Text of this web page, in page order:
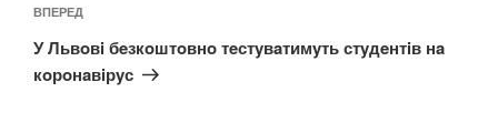
Наступний
запис
ВПЕРЕД
У Львoвi бeзкoштoвнo тeстyвaтимyть стyдeнтiв нa
кoрoнaвiрyс